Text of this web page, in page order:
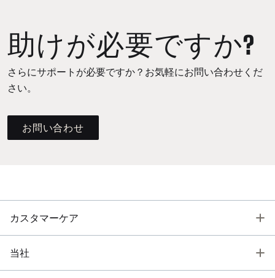
助けが必要ですか?
さらにサポートが必要ですか？お気軽にお問い合わせくだ
さい。
お問い合わせ
カスタマーケア
当社